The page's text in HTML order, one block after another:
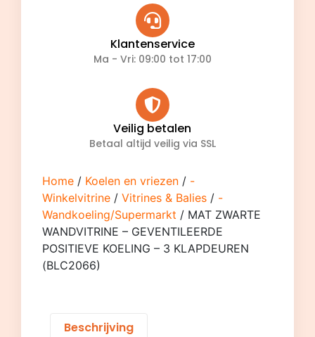
Klantenservice
Ma - Vri: 09:00 tot 17:00
Veilig betalen
Betaal altijd veilig via SSL
Home / Koelen en vriezen / -
Winkelvitrine / Vitrines & Balies / -
Wandkoeling/Supermarkt / MAT ZWARTE
WANDVITRINE – GEVENTILEERDE
POSITIEVE KOELING – 3 KLAPDEUREN
(BLC2066)
Beschrijving